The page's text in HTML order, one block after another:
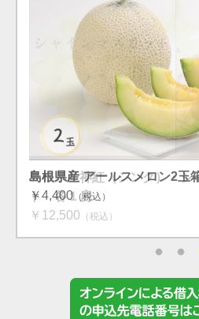
島根県産 シャインマスカット
旬〜8月上旬）
（税込）
島根県産神紅（シンク）・シ
ト 各１房
（税込）
島根県産 アールスメロン2玉
￥4,400（税込）